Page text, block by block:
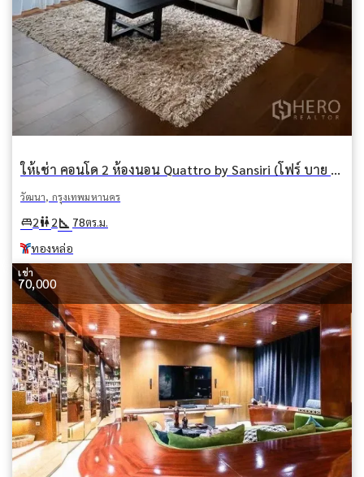
ให้เช่า คอนโด 2 ห้องนอน Quattro by Sansiri (โฟร์ บาย ซันซิริ) คลองตันเหนือ วัฒนา กรุงเทพมหานคร BTS ทองหล่อ
วัฒนา, กรุงเทพมหานคร
king_bed2wc2square_foot 78ตร.ม.
ทองหล่อ
เช่า
70,000